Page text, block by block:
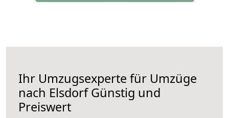
Ihr Umzugsexperte für Umzüge
nach ElsdorfGünstig und
Preiswert